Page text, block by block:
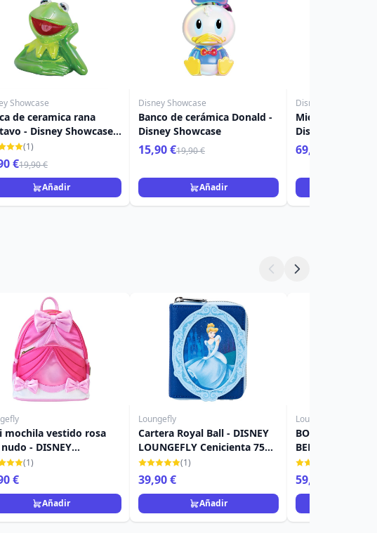
Showcase
de ceramica rana
- Disney Showcase
(1)
€19,90 €
Añadir
Disney Showcase
Banco de cerámica Donald -
Disney Showcase
15,90 €19,90 €
Añadir
Disney Showcase
Mickey y
Disney
69,90 €
mochila vestido rosa
- DISNEY
Cenicienta 75.º
(1)
€
Añadir
Loungefly
Cartera Royal Ball - DISNEY
LOUNGEFLY Cenicienta 75
aniversario
(1)
39,90 €
Añadir
Loungefly
BOLSO
BELLA
LOUNGEFLY
59,90 €